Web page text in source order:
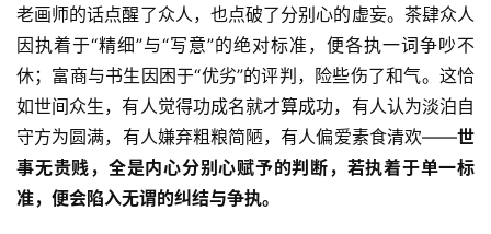
八
点
僧
音
高
僧
访
老画师的话点醒了众人，也点破了分别心的虚妄。茶肆众人
因执着于“精细”与“写意”的绝对标准，便各执一词争吵不
休；富商与书生因困于“优劣”的评判，险些伤了和气。这恰
如世间众生，有人觉得功成名就才算成功，有人认为淡泊自
守方为圆满，有人嫌弃粗粮简陋，有人偏爱素食清欢——世
事无贵贱，全是内心分别心赋予的判断，若执着于单一标
准，便会陷入无谓的纠结与争执。